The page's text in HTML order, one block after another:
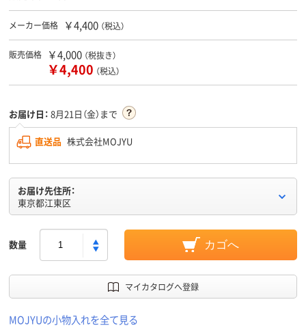
メーカー価格 ￥4,400 （税込）
販売価格 ￥4,000 （税抜き）
￥4,400 （税込）
お届け日： 8月21日（金）まで
直送品 株式会社MOJYU
お届け先住所：
東京都江東区
数量 カゴへ
マイカタログへ登録
MOJYUの小物入れを全て見る